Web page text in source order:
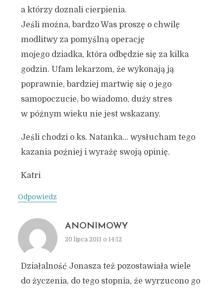
a którzy doznali cierpienia.
Jeśli można, bardzo Was proszę o chwilę
modlitwy za pomyślną operację
mojego dziadka, która odbędzie się za kilka
godzin. Ufam lekarzom, że wykonają ją
poprawnie, bardziej martwię się o jego
samopoczucie, bo wiadomo, duży stres
w późnym wieku nie jest wskazany.
Jeśli chodzi o ks. Natanka… wysłucham tego
kazania poźniej i wyrażę swoją opinię.
Katri
Odpowiedz
ANONIMOWY
20 lipca 2011 o 14:12
Działalność Jonasza też pozostawiała wiele
do życzenia, do tego stopnia, że wyrzucono go